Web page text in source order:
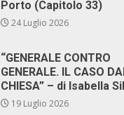
Porto (Capitolo 33)
24 Luglio 2026
“GENERALE CONTRO
GENERALE. IL CASO
CHIESA” – di Isabella
19 Luglio 2026